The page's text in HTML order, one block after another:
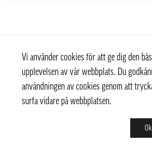
Vi använder cookies för att ge dig den
upplevelsen av vår webbplats. Du
användningen av cookies genom att
surfa vidare på webbplatsen.
Ok